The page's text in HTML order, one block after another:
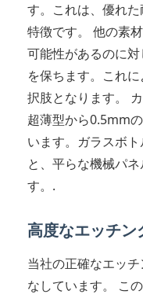
す。これは、優れ
特徴です。 他の素
可能性があるのに
を保ちます。これ
択肢となります。
超薄型から0.5mm
います。ガラスボ
と、平らな機械パ
す。.
高度なエッチン
当社の正確なエッ
なしています。 こ